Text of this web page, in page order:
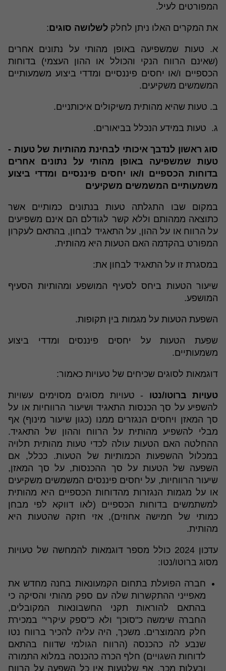
המפורטים לעיל.
את המקרים האלו ניתן לחלק לשלושה סוגים:
א. טעות שמשפיעה באופן מהותי על נתונים אחרים
(שאינם הרווח הנקי והכולל או ההון העצמי) בדוחות
הכספיים ו/או יחסים פיננסיים ומדדי ביצוע משמעותיים
המשמשים משקיעים.
ב. טעות שהיא מהותית משיקולים איכותניים.
ג. טעות במידע הנכלל בביאורים.
סוג ראשון לנדבך איכותי לבחינת מהותיות של טעות -
טעות שמשפיעה באופן מהותי על נתונים אחרים
בדוחות הכספיים ו/או יחסים פיננסיים ומדדי ביצוע
משמעותיים המשמשים משקיעים
במקום שבו התגלתה טעות בנתונים כמותיים אשר
כתוצאה ממהותם וללא קשר לגודלם הם אינם משפיעים
על הרווח או על ההון, על התאגיד לבחון, בהתאם לעקרון
המפורט בהקדמה האם הטעות היא מהותית.
במסגרת זו על התאגיד לבחון את:
שיעור הטעות ביחס לסעיף המושפע ומהותיות הסעיף
המושפע.
השפעת הטעות על מגמות בין תקופות.
שפעת הטעות על יחסים פיננסים ומדדי ביצוע
משמעותיים.
דוגמאות לסוגים שכיחים של טעויות כאמור:
טעויות ברוטו/נטו - טעויות מסוגים מסוימים עשויות
להשפיע על סך הכנסות התאגיד ושיעור הרווחיות או על
סך המאזן ויחסים הנגזרים ממנו (כגון שיעור מינוף) אף
מבלי להשפיע מהותית על הרווח וההון של התאגיד.
ההחלטה האם הטעות עולה לכדי טעות מהותית תלויה
במכלול ההשפעות הכמותיות של הטעות. ככלל, אם
השפעה של הטעות על סך ההכנסות, על סך המאזן,
שיעור הרווחיות, על יחסים פיננסים המשמשים משקיעים
או על מגמות הנגזרות מהדוחות הכספיים היא מהותית
למשתמשים בדוחות הכספיים (לאו דווקא לפי מבחן
כמותי של חמישה אחוזים), אזי חזקה שהטעות היא
מהותית.
עדכון 2024 כולל מספר דוגמאות להמחשה של טעויות
מסוג ברוטו/נטו:
חברה הפועלת בתחום הקמעונאות בחנה מחדש את
מאפייני ההתקשרות שלה עם ספק מהותי והסיקה כי
בהתאם להוראות תקני החשבונאות המקובלים,
החברה שימשה כ"סוכן" ולא כ"ספק עיקרי" במכירת
חלק מהמוצרים. משכך, היה עליה להכיר ברווח נטו
שנבע לה כהכנסה (הרווח הגולמי שדווח בהתאם
לדוחות השגויים) חלף הכרה כהכנסה במלוא התמורה
ובעלות מכר. אף שלטעות אין כל השפעה על הרווח